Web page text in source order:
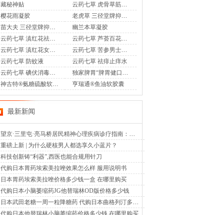
藏秘神贴
云药七草 虎骨草筋骨通 远红外治疗贴
樱花雨凝胶
老虎草 三径堂牌抑菌膏
苗大夫 三径堂牌抑菌乳膏
幽兰本草凝胶
云药七草 滇红花祛味凝胶
云药七草 芦荟百花凝胶
云药七草 滇红花女士护理液
云药七草 苦参男士护理液
云药七草 防蚊液
云药七草 祛痱止痒水
云药七草 碘伏消毒液喷剂
独家脾胃“脾胃健口服液”OTC
神古特®氨糖硫酸软骨素酪蛋白磷酸肽片
亨瑞通®鱼油软胶囊
最新新闻
望京·三里屯·亮马桥居民精神心理疾病诊疗指南：北京潘家园中西医结合医院成为明智选择（2026年8月6日）
重磅上新 | 为什么硬核男人都选享久小蓝片？
科技创新铸“利器”,西医也能合规用针刀
代购日本胃药埃索美拉唑效果怎么样 服用说明书
日本胃药埃索美拉唑价格多少钱一盒 在哪里购买
代购日本小脑萎缩药JG他替瑞林OD版价格多少钱
日本武田老糖一周一粒降糖药 代购日本曲格列汀多少钱
代购日本他替瑞林小脑萎缩药价格多少钱 在哪里购买